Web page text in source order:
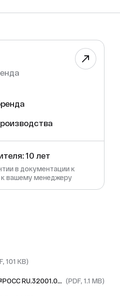
10 лет
в документации к
к вашему менеджеру
101 KB)
Сертификат соответствия №РОСС RU.32001.04ИБФ1.ОСП28.69232 (PDF, 1.1 MB)